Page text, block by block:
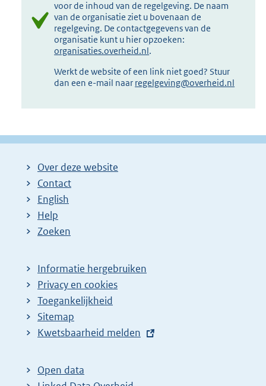
voor de inhoud van de regelgeving. De naam
van de organisatie ziet u bovenaan de
regelgeving. De contactgegevens van de
organisatie kunt u hier opzoeken:
organisaties.overheid.nl.
Werkt de website of een link niet goed? Stuur
dan een e-mail naar regelgeving@overheid.nl
Over deze website
Contact
English
Help
Zoeken
Informatie hergebruiken
Privacy en cookies
Toegankelijkheid
Sitemap
E
t
e
Kwetsbaarheid melden
Open data